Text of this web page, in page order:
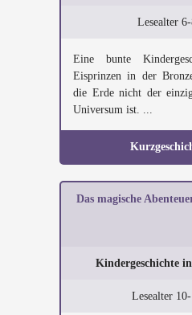
Lesealter
Eine bunte
Eisprinzen in der
die Erde nicht der
Universum ist. ...
Das magische
Kindergeschichte
Lesealter